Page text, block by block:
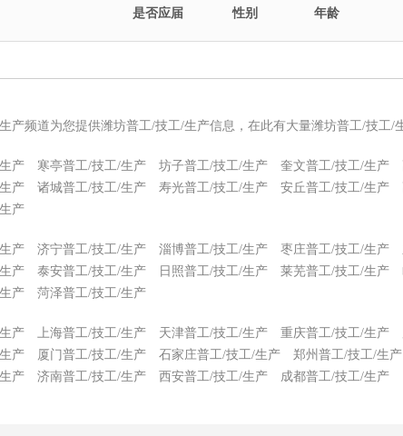
是否应届 性别 年龄
产频道为您提供潍坊普工/技工/生产信息，在此有大量潍坊普工/技工/
产 寒亭普工/技工/生产 坊子普工/技工/生产 奎文普工/技工/生产
产
诸城普工/技工/生产 寿光普工/技工/生产 安丘普工/技工/生产
产
产 济宁普工/技工/生产 淄博普工/技工/生产 枣庄普工/技工/生产
产
泰安普工/技工/生产 日照普工/技工/生产 莱芜普工/技工/生产
产
菏泽普工/技工/生产
产 上海普工/技工/生产 天津普工/技工/生产 重庆普工/技工/生产
产
厦门普工/技工/生产 石家庄普工/技工/生产 郑州普工/技工/生产
产
济南普工/技工/生产 西安普工/技工/生产 成都普工/技工/生产